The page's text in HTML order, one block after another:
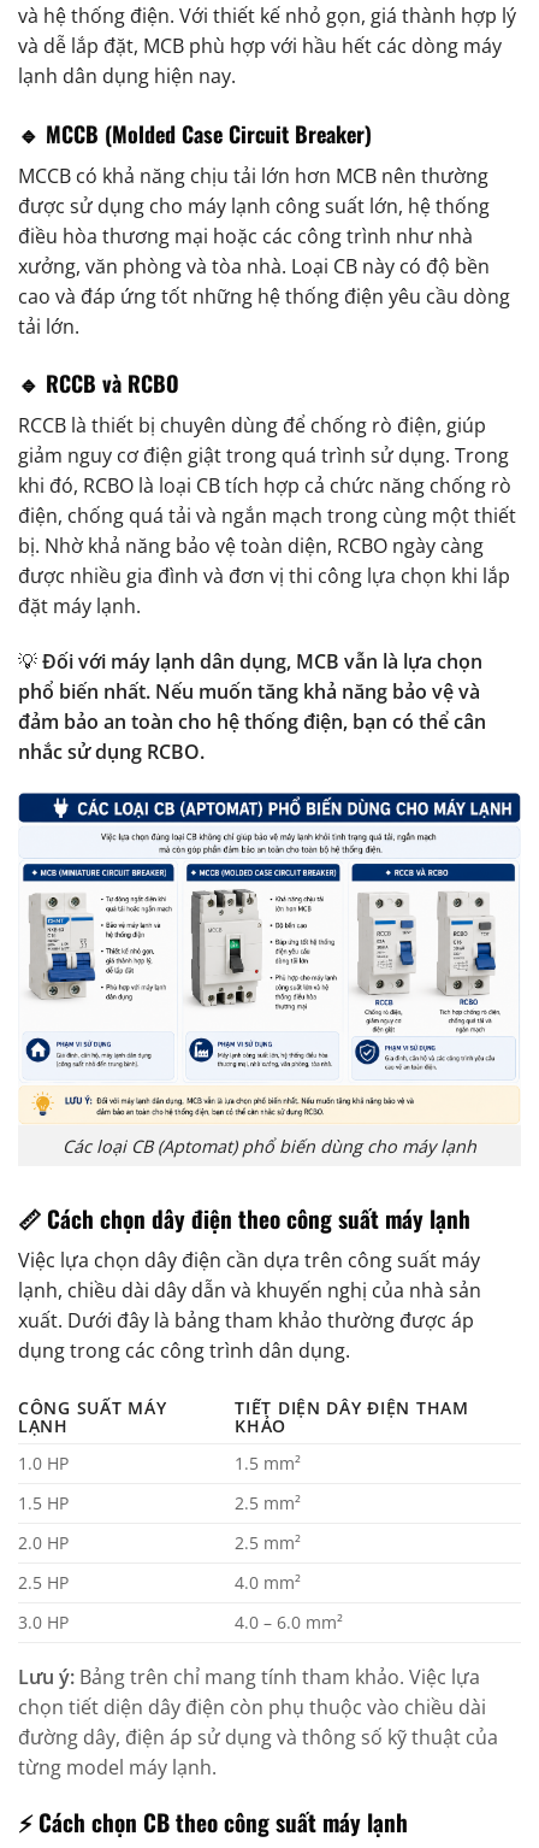
và hệ thống điện. Với thiết kế nhỏ gọn, giá thành hợp lý
và dễ lắp đặt, MCB phù hợp với hầu hết các dòng máy
lạnh dân dụng hiện nay.
🔹 MCCB (Molded Case Circuit Breaker)
MCCB có khả năng chịu tải lớn hơn MCB nên thường
được sử dụng cho máy lạnh công suất lớn, hệ thống
điều hòa thương mại hoặc các công trình như nhà
xưởng, văn phòng và tòa nhà. Loại CB này có độ bền
cao và đáp ứng tốt những hệ thống điện yêu cầu dòng
tải lớn.
🔹 RCCB và RCBO
RCCB là thiết bị chuyên dùng để chống rò điện, giúp
giảm nguy cơ điện giật trong quá trình sử dụng. Trong
khi đó, RCBO là loại CB tích hợp cả chức năng chống rò
điện, chống quá tải và ngắn mạch trong cùng một thiết
bị. Nhờ khả năng bảo vệ toàn diện, RCBO ngày càng
được nhiều gia đình và đơn vị thi công lựa chọn khi lắp
đặt máy lạnh.
💡Đối với máy lạnh dân dụng, MCB vẫn là lựa chọn
phổ biến nhất. Nếu muốn tăng khả năng bảo vệ và
đảm bảo an toàn cho hệ thống điện, bạn có thể cân
nhắc sử dụng RCBO.
Các loại CB (Aptomat) phổ biến dùng cho máy lạnh
📏 Cách chọn dây điện theo công suất máy lạnh
Việc lựa chọn dây điện cần dựa trên công suất máy
lạnh, chiều dài dây dẫn và khuyến nghị của nhà sản
xuất. Dưới đây là bảng tham khảo thường được áp
dụng trong các công trình dân dụng.
CÔNG SUẤT MÁY
LẠNH
TIẾT DIỆN DÂY ĐIỆN THAM
KHẢO
1.0 HP
1.5 mm²
1.5 HP
2.5 mm²
2.0 HP
2.5 mm²
2.5 HP
4.0 mm²
3.0 HP
4.0 – 6.0 mm²
Lưu ý: Bảng trên chỉ mang tính tham khảo. Việc lựa
chọn tiết diện dây điện còn phụ thuộc vào chiều dài
đường dây, điện áp sử dụng và thông số kỹ thuật của
từng model máy lạnh.
⚡ Cách chọn CB theo công suất máy lạnh